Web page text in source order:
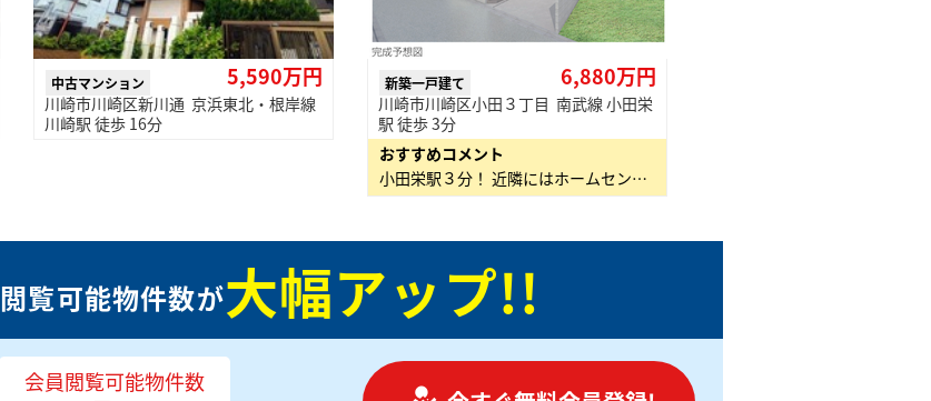
中古マンション 5,590万円
川崎市川崎区新川通 京浜東北・根岸線
川崎駅 徒歩 16分
新築一戸建て 6,880万円
川崎市川崎区小田３丁目 南武線 小田栄
駅 徒歩 3分
おすすめコメント
小田栄駅３分！ 近隣にはホームセンター【コーナン】や イトーヨーカドー等商業施設が充実
閲覧可能物件数が大幅アップ!!
会員閲覧可能物件数